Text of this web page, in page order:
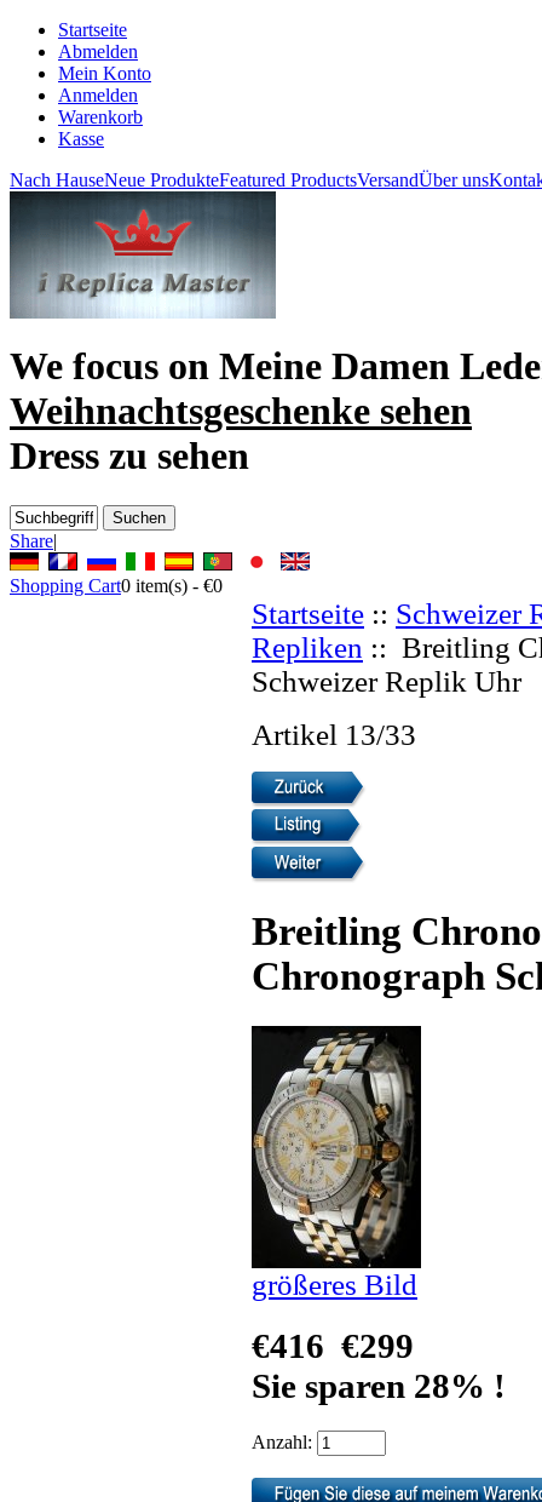
Startseite
Abmelden
Mein Konto
Anmelden
Warenkorb
Kasse
Nach HauseNeue ProdukteFeatured ProductsVersandÜber uns
We focus on Meine Damen
Weihnachtsgeschenke sehen
Dress zu sehen
Share|
Shopping Cart0 item(s) - €0
Startseite :: Schweizer
Repliken :: Breitling
Schweizer Replik Uhr
Artikel 13/33
Breitling
Chronograph
größeres Bild
€416 €299
Sie sparen 28% !
Anzahl: